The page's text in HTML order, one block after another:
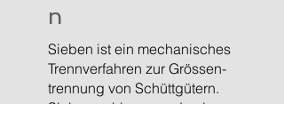
n
Sieben ist ein mechanisches
Trennverfahren zur Grössen-
trennung von Schüttgütern.
Siebmaschinen werden in